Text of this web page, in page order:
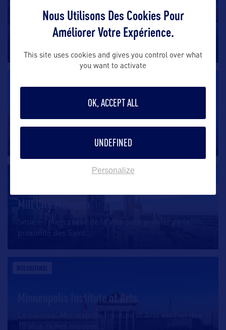
Minnesota Marine Art Museum
Winona est l’une des plus jolies villes fluviales des
Landmark Center
Immanquable au coeur de Saint-Paul avec son look
de château digne d’un…
Mill City Museum
Situé en plein coeur de la ville pour profiter de la
proximité des Saint
SITE CULTUREL
Minneapolis Institute of Arts
Le colossal Minneapolis Institute of Arts est l’un des
Nous Utilisons Des Cookies Pour
Améliorer Votre Expérience.
This site uses cookies and gives you control over what
you want to activate
OK, ACCEPT ALL
UNDEFINED
Personalize